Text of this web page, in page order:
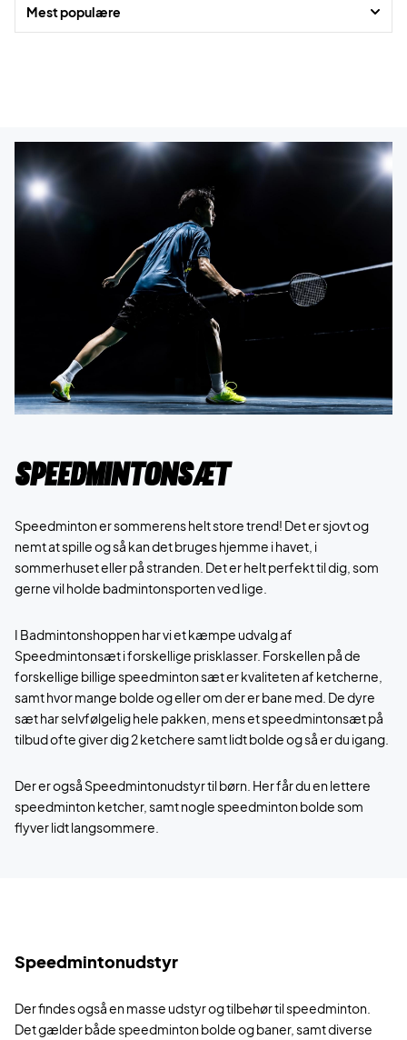
Mest populære
Speedmintonsæt
Speedminton er sommerens helt store trend! Det er sjovt og
nemt at spille og så kan det bruges hjemme i havet, i
sommerhuset eller på stranden. Det er helt perfekt til dig, som
gerne vil holde badmintonsporten ved lige.
I Badmintonshoppen har vi et kæmpe udvalg af
Speedmintonsæt i forskellige prisklasser. Forskellen på de
forskellige billige speedminton sæt er kvaliteten af ketcherne,
samt hvor mange bolde og eller om der er bane med. De dyre
sæt har selvfølgelig hele pakken, mens et speedmintonsæt på
tilbud ofte giver dig 2 ketchere samt lidt bolde og så er du igang.
Der er også Speedmintonudstyr til børn. Her får du en lettere
speedminton ketcher, samt nogle speedminton bolde som
flyver lidt langsommere.
Speedmintonudstyr
Der findes også en masse udstyr og tilbehør til speedminton.
Det gælder både speedminton bolde og baner, samt diverse